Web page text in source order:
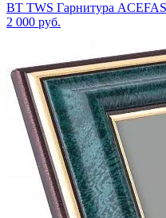
BT TWS Гарнитура
2 000 руб.